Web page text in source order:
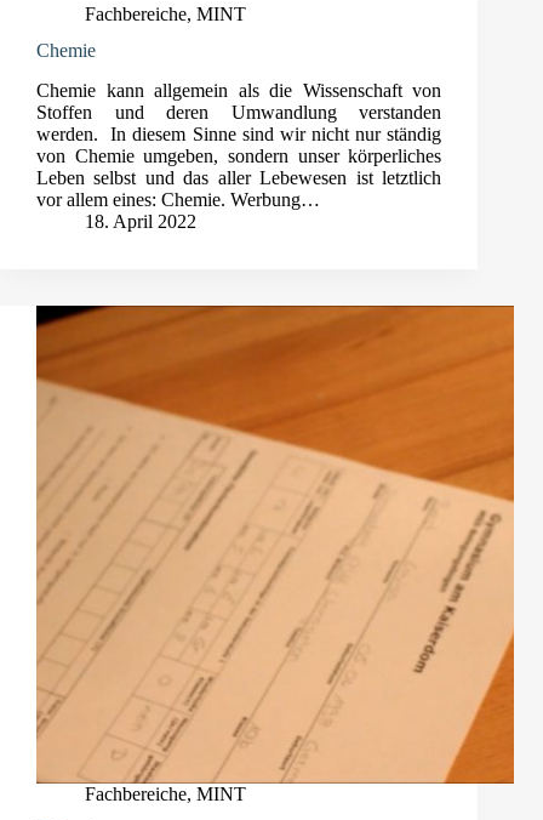
Fachbereiche, MINT
Chemie
Chemie kann allgemein als die Wissenschaft von
Stoffen und deren Umwandlung verstanden
werden. In diesem Sinne sind wir nicht nur ständig
von Chemie umgeben, sondern unser körperliches
Leben selbst und das aller Lebewesen ist letztlich
vor allem eines: Chemie. Werbung…
18. April 2022
Fachbereiche, MINT